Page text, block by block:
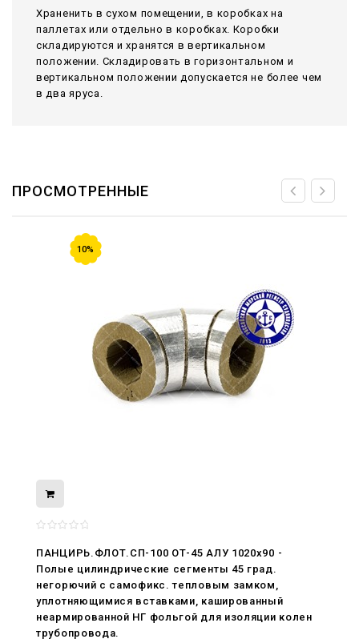
Храненить в сухом помещении, в коробках на
паллетах или отдельно в коробках. Коробки
складируются и хранятся в вертикальном
положении. Складировать в горизонтальном и
вертикальном положении допускается не более чем
в два яруса.
ПРОСМОТРЕННЫЕ
10%
ПАНЦИРЬ.ФЛОТ.СП-100 ОТ-45 АЛУ 1020x90 -
Полые цилиндрические сегменты 45 град.
негорючий c самофикс. тепловым замком,
уплотняющимися вставками, кашированный
неармированной НГ фольгой для изоляции колен
трубопровода.
С Днём Победы. Память, которая с
29.04.2026